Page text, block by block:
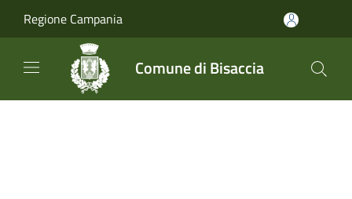
Regione Campania
Comune di Bisaccia